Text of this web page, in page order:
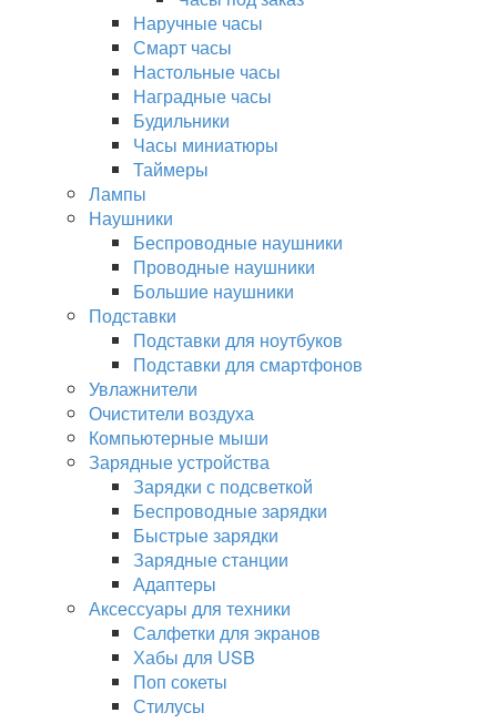
Наручные часы
Смарт часы
Настольные часы
Наградные часы
Будильники
Часы миниатюры
Таймеры
Лампы
Наушники
Беспроводные наушники
Проводные наушники
Большие наушники
Подставки
Подставки для ноутбуков
Подставки для смартфонов
Увлажнители
Очистители воздуха
Компьютерные мыши
Зарядные устройства
Зарядки с подсветкой
Беспроводные зарядки
Быстрые зарядки
Зарядные станции
Адаптеры
Аксессуары для техники
Салфетки для экранов
Хабы для USB
Поп сокеты
Стилусы